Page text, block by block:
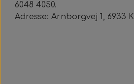
6048 4050.
Adresse: Arnborgvej 1, 6933